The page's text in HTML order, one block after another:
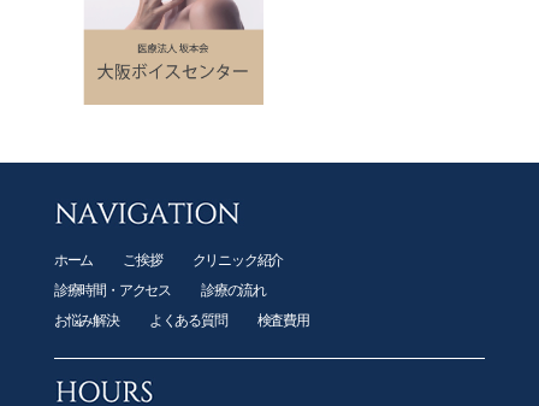
ホーム ご挨拶
クリニック紹介
診療時間・アクセス
診療の流れ
お悩み解決
よくある質問 検査費用